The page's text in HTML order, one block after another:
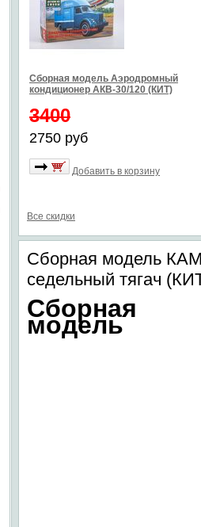
Сборная модель Аэродромный
кондиционер АКВ-30/120 (КИТ)
3400
2750 руб
Добавить в корзину
Все скидки
Сборная модель
седельный тягач
Сборная
модель